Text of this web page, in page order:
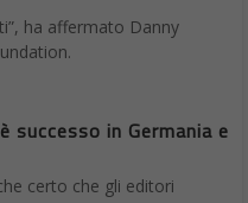
ha affermato Danny
in Germania e
certo che gli editori